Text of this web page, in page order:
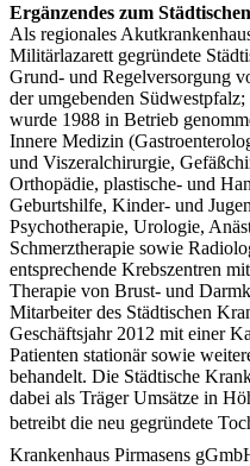
Ergänzendes zum
Als regionales
Militärlazarett gegründete
Grund- und Regelversorgung
der umgebenden
wurde 1988 in Betrieb
Innere Medizin
und Viszeralchirurgie,
Orthopädie, plastische- und
Geburtshilfe, Kinder- und
Psychotherapie, Urologie,
Schmerztherapie sowie
entsprechende Krebszentren
Therapie von Brust- und
Mitarbeiter des Städtischen
Geschäftsjahr 2012 mit einer
Patienten stationär sowie
behandelt. Die Städtische
dabei als Träger Umsätze in
betreibt die neu gegründete
Krankenhaus Pirmasens